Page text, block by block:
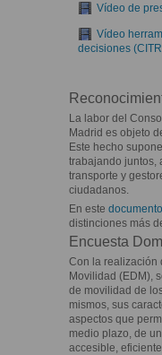
Vídeo de
Vídeo
decisiones
La labor del
Madrid es objeto
Este hecho
trabajando juntos,
transporte y
ciudadanos.
En este documento
distinciones más
Encuesta
Con la realización
Movilidad (EDM),
de movilidad de
mismos, sus
aspectos que
medio plazo, de
accesible,